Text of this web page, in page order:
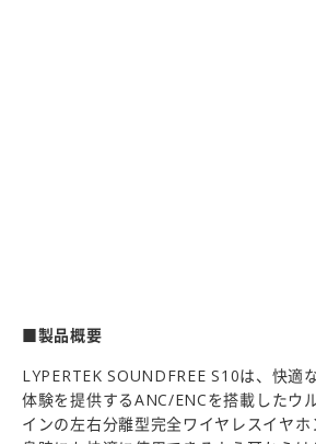
■製品概要
LYPERTEK SOUNDFREE S10は、快適
体験を提供するANC/ENCを搭載したウ
インの左右分離型完全ワイヤレスイヤ